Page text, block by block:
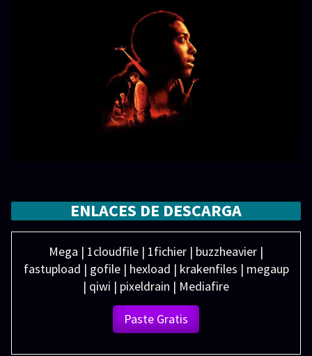
ENLACES DE DESCARGA
Mega | 1cloudfile | 1fichier | buzzheavier |
fastupload | gofile | hexload | krakenfiles | megaup
| qiwi | pixeldrain | Mediafire
Paste Gratis